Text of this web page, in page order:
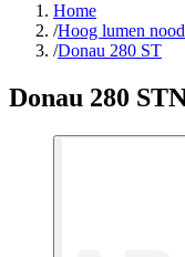
Home
/Hoog lumen
/Donau 280 ST
Donau 280 ST